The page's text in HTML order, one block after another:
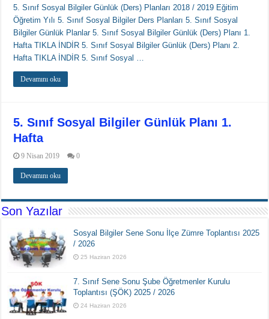
5. Sınıf Sosyal Bilgiler Günlük (Ders) Planları 2018 / 2019 Eğitim
Öğretim Yılı 5. Sınıf Sosyal Bilgiler Ders Planları 5. Sınıf Sosyal
Bilgiler Günlük Planlar 5. Sınıf Sosyal Bilgiler Günlük (Ders) Planı 1.
Hafta TIKLA İNDİR 5. Sınıf Sosyal Bilgiler Günlük (Ders) Planı 2.
Hafta TIKLA İNDİR 5. Sınıf Sosyal …
Devamını oku
5. Sınıf Sosyal Bilgiler Günlük Planı 1.
Hafta
9 Nisan 2019 0
Devamını oku
Son Yazılar
Sosyal Bilgiler Sene Sonu İlçe Zümre Toplantısı 2025
/ 2026
25 Haziran 2026
7. Sınıf Sene Sonu Şube Öğretmenler Kurulu
Toplantısı (ŞÖK) 2025 / 2026
24 Haziran 2026